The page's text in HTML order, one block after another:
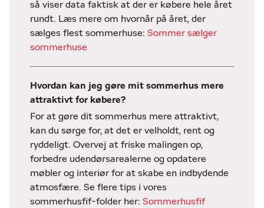
så viser data faktisk at der er købere hele året
rundt. Læs mere om hvornår på året, der
sælges flest sommerhuse: Sommer sælger
sommerhuse
Hvordan kan jeg gøre mit sommerhus mere
attraktivt for købere?
For at gøre dit sommerhus mere attraktivt,
kan du sørge for, at det er velholdt, rent og
ryddeligt. Overvej at friske malingen op,
forbedre udendørsarealerne og opdatere
møbler og interiør for at skabe en indbydende
atmosfære. Se flere tips i vores
sommerhusfif-folder her: Sommerhusfif